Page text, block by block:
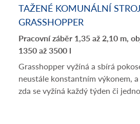
TAŽENÉ KOMUNÁLNÍ
GRASSHOPPER
Pracovní záběr 1,35 až 2,10 m,
1350 až 3500 l
Grasshopper vyžíná a sbírá
neustále konstantním výkonem,
zda se vyžíná každý týden či